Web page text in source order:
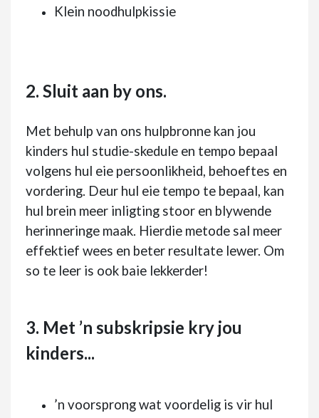
Klein noodhulpkissie
2. Sluit aan by ons.
Met behulp van ons hulpbronne kan jou
kinders hul studie-skedule en tempo bepaal
volgens hul eie persoonlikheid, behoeftes en
vordering. Deur hul eie tempo te bepaal, kan
hul brein meer inligting stoor en blywende
herinneringe maak. Hierdie metode sal meer
effektief wees en beter resultate lewer. Om
so te leer is ook baie lekkerder!
3. Met ’n subskripsie kry jou
kinders...
’n voorsprong wat voordelig is vir hul